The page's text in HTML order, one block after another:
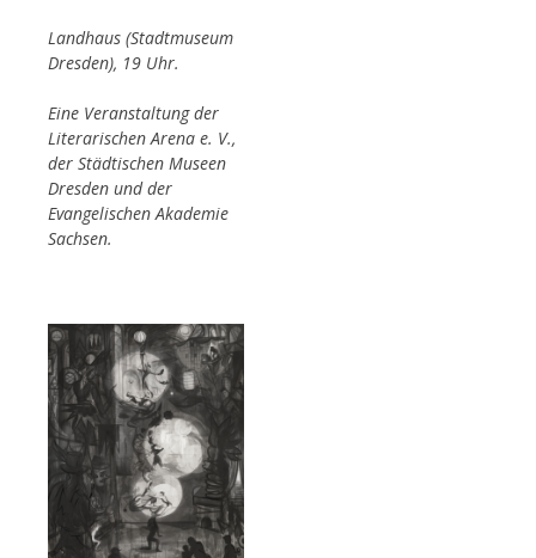
Landhaus (Stadtmuseum
Dresden), 19 Uhr.
Eine Veranstaltung der
Literarischen Arena e. V.,
der Städtischen Museen
Dresden und der
Evangelischen Akademie
Sachsen.